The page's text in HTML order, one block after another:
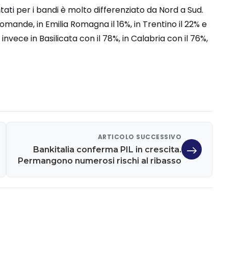
per i bandi è molto differenziato da Nord a Sud.
in Emilia Romagna il 16%, in Trentino il 22% e
in Basilicata con il 78%, in Calabria con il 76%,
ARTICOLO SUCCESSIVO
Bankitalia conferma PIL in crescita.
Permangono numerosi rischi al ribasso